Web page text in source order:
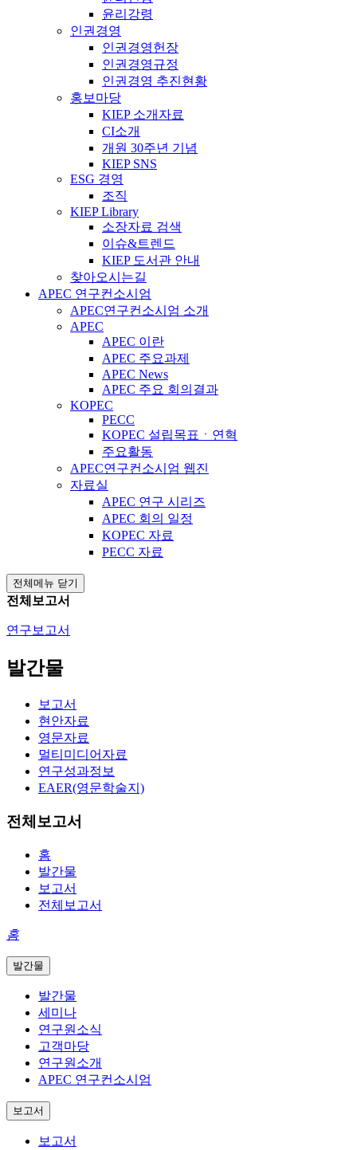
윤리강령
인권경영
인권경영헌장
인권경영규정
인권경영 추진현황
홍보마당
KIEP 소개자료
CI소개
개원 30주년 기념
KIEP SNS
ESG 경영
조직
KIEP Library
소장자료 검색
이슈&트렌드
KIEP 도서관 안내
찾아오시는길
APEC 연구컨소시엄
APEC연구컨소시엄 소개
APEC
APEC 이란
APEC 주요과제
APEC News
APEC 주요 회의결과
KOPEC
PECC
KOPEC 설립목표ㆍ연혁
주요활동
APEC연구컨소시엄 웹진
자료실
APEC 연구 시리즈
APEC 회의 일정
KOPEC 자료
PECC 자료
전체메뉴 닫기
전체보고서
연구보고서
발간물
보고서
현안자료
영문자료
멀티미디어자료
연구성과정보
EAER(영문학술지)
전체보고서
홈
발간물
보고서
전체보고서
홈
발간물
발간물
세미나
연구원소식
고객마당
연구원소개
APEC 연구컨소시엄
보고서
보고서